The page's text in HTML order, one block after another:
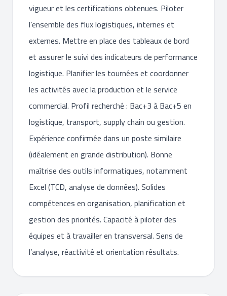
vigueur et les certifications obtenues. Piloter
l’ensemble des flux logistiques, internes et
externes. Mettre en place des tableaux de bord
et assurer le suivi des indicateurs de performance
logistique. Planifier les tournées et coordonner
les activités avec la production et le service
commercial. Profil recherché : Bac+3 à Bac+5 en
logistique, transport, supply chain ou gestion.
Expérience confirmée dans un poste similaire
(idéalement en grande distribution). Bonne
maîtrise des outils informatiques, notamment
Excel (TCD, analyse de données). Solides
compétences en organisation, planification et
gestion des priorités. Capacité à piloter des
équipes et à travailler en transversal. Sens de
l’analyse, réactivité et orientation résultats.